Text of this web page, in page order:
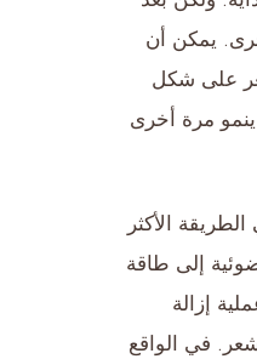
يمكن أن
على شكل
مرة أخرى
الأكثر
إلى طاقة
إزالة
في الواقع